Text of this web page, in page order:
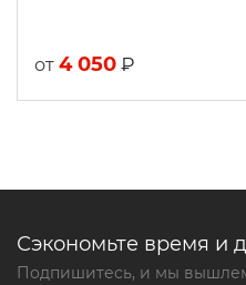
от 4 050 ₽
Сэкономьте время и
Подпишитесь, и мы